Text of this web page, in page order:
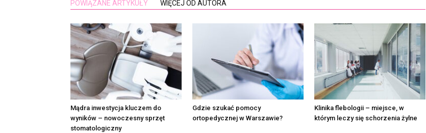
POWIĄZANE ARTYKUŁY WIĘCEJ OD AUTORA
Mądra inwestycja kluczem do
wyników – nowoczesny sprzęt
stomatologiczny
Gdzie szukać pomocy
ortopedycznej w Warszawie?
Klinika flebologii – miejsce, w
którym leczy się schorzenia żylne